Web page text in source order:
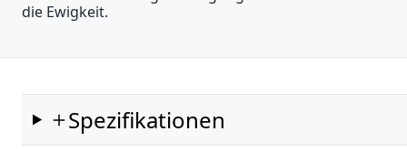
die Ewigkeit.
Spezifikationen